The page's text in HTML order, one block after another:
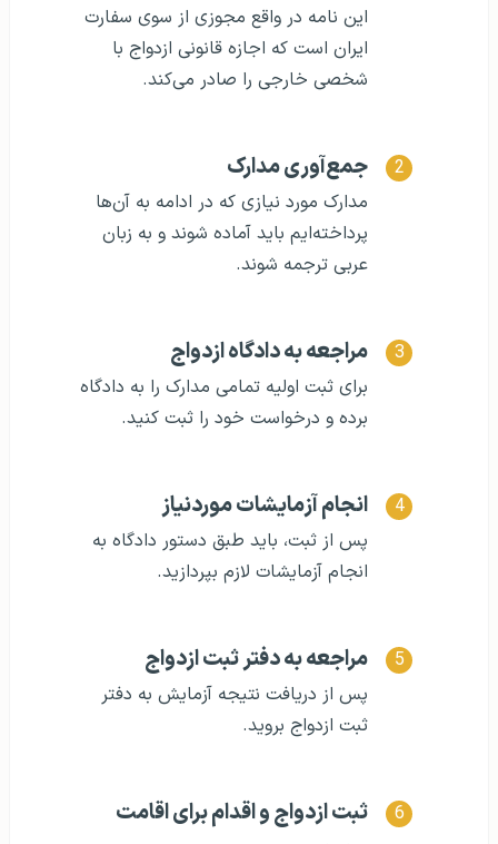
این نامه در واقع مجوزی از سوی سفارت
ایران است که اجازه قانونی ازدواج با
شخصی خارجی را صادر می‌کند.
جمع‌آوری مدارک
مدارک مورد نیازی که در ادامه به آن‌ها
پرداخته‌ایم باید آماده شوند و به زبان
عربی ترجمه شوند.
مراجعه به دادگاه ازدواج
برای ثبت اولیه تمامی مدارک را به دادگاه
برده و درخواست خود را ثبت کنید.
انجام آزمایشات موردنیاز
پس از ثبت، باید طبق دستور دادگاه به
انجام آزمایشات لازم بپردازید.
مراجعه به دفتر ثبت ازدواج
پس از دریافت نتیجه آزمایش به دفتر
ثبت ازدواج بروید.
ثبت ازدواج و اقدام برای اقامت